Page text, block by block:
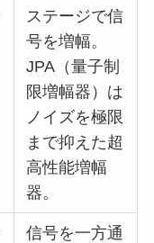
ステージで信
号を増幅。
JPA（量子制
限増幅器）は
ノイズを極限
まで抑えた超
高性能増幅
器。
信号を一方通